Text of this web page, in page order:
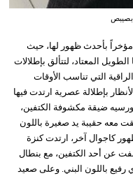
بصيبص
مؤخراً بأحدث ظهور لها، حيث
المعتاد، لتتألق بإطلالات
التي تناسب الأوقات
بإطلالة عصرية ارتدت فيها
ضيقة مكشوفة الكتفين،
معه حقيبة يد صغيرة باللون
كاجوال آخر، ارتدت كنزة
عن أحد الكتفين، مع بنطال
باللون البني. وعلى صعيد